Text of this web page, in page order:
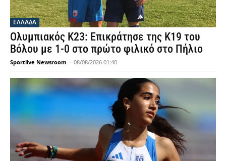
ΕΛΛΑΔΑ
Ολυμπιακός Κ23: Επικράτησε της Κ19 του
Βόλου με 1-0 στο πρώτο φιλικό στο Πήλιο
Sportlive Newsroom - 08/08/2026 01:40